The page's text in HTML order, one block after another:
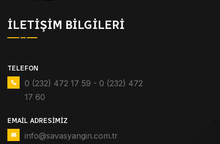
İLETIŞIM BILGILERI
TELEFON
0 (232) 472 17 59 - 0 (232) 472
17 60
EMAIL ADRESIMIZ
info@savasyangin.com.tr